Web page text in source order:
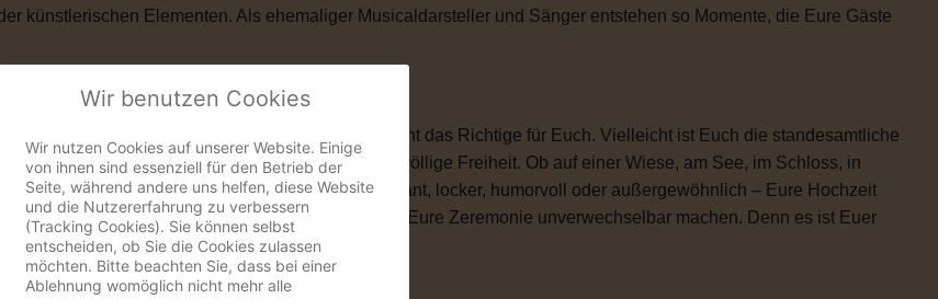
künstlerischen Elementen. Als ehemaliger Musicaldarsteller und Sänger entstehen so Momente, die Eure Gäste
passt. Vielleicht ist eine kirchliche Trauung nicht das Richtige für Euch. Vielleicht ist Euch die standesamtliche
schenkt Euch genau das, was Ihr Euch wünscht: völlige Freiheit. Ob auf einer Wiese, am See, im Schloss, in
das Ja-Wort gebt. Ob romantisch, modern, elegant, locker, humorvoll oder außergewöhnlich – Eure Hochzeit
und vielen kleinen Momenten, die Eure Zeremonie unverwechselbar machen. Denn es ist Euer
Wir benutzen Cookies
Wir nutzen Cookies auf unserer Website. Einige
von ihnen sind essenziell für den Betrieb der
Seite, während andere uns helfen, diese Website
und die Nutzererfahrung zu verbessern
(Tracking Cookies). Sie können selbst
entscheiden, ob Sie die Cookies zulassen
möchten. Bitte beachten Sie, dass bei einer
Ablehnung womöglich nicht mehr alle